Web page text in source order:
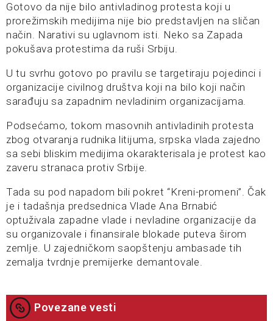
Gotovo da nije bilo antivladinog protesta koji u
prorežimskih medijima nije bio predstavljen na sličan
način. Narativi su uglavnom isti. Neko sa Zapada
pokušava protestima da ruši Srbiju.
U tu svrhu gotovo po pravilu se targetiraju pojedinci i
organizacije civilnog društva koji na bilo koji način
sarađuju sa zapadnim nevladinim organizacijama.
Podsećamo, tokom masovnih antivladinih protesta
zbog otvaranja rudnika litijuma, srpska vlada zajedno
sa sebi bliskim medijima okarakterisala je protest kao
zaveru stranaca protiv Srbije.
Tada su pod napadom bili pokret “Kreni-promeni”. Čak
je i tadašnja predsednica Vlade Ana Brnabić
optuživala zapadne vlade i nevladine organizacije da
su organizovale i finansirale blokade puteva širom
zemlje. U zajedničkom saopštenju ambasade tih
zemalja tvrdnje premijerke demantovale.
Povezane vesti